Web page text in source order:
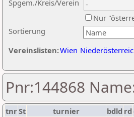
Sortierung
Spgem./Kreis/Verein
Nur
Vereinslisten:Wien
Pnr:144868
tnrSt turnier bdld rd